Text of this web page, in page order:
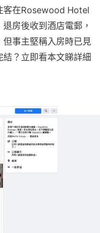
客在Rosewood Hotel
房後收到酒店電郵，
事主堅稱入房時已見
？立即看本文睇詳細